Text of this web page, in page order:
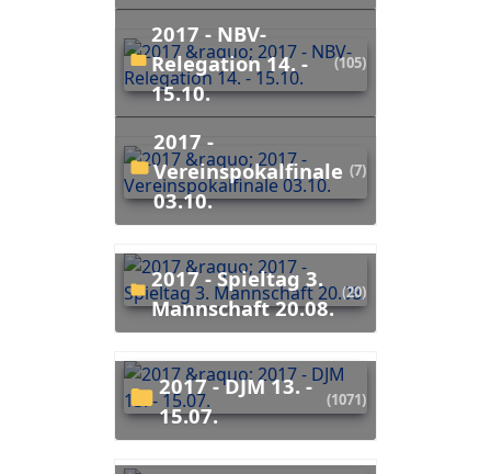
2017 - NBV-
Relegation 14. -
15.10.
(105)
2017 -
Vereinspokalfinale
03.10.
(7)
2017 - Spieltag 3.
Mannschaft 20.08.
(20)
2017 - DJM 13. -
15.07.
(1071)